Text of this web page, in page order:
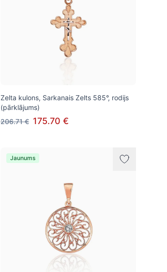
Zelta kulons, Sarkanais Zelts 585°, rodijs
(pārklājums)
206.71 € 175.70 €
Jaunums